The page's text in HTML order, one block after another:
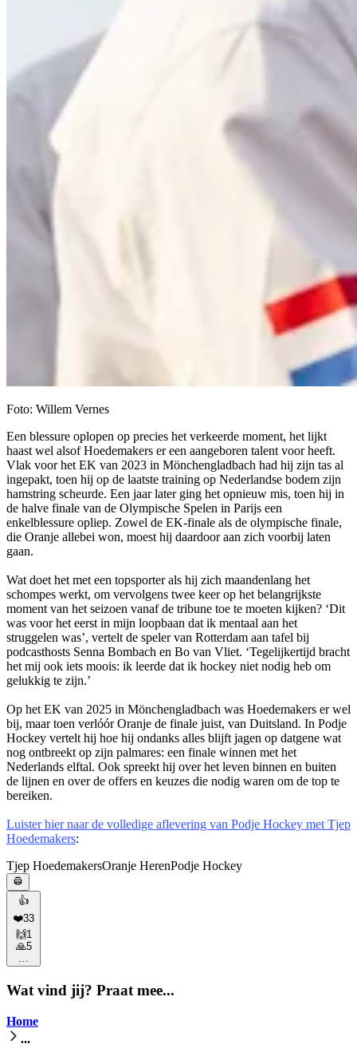
Foto: Willem Vernes
Een blessure oplopen op precies het verkeerde moment, het lijkt
haast wel alsof Hoedemakers er een aangeboren talent voor heeft.
Vlak voor het EK van 2023 in Mönchengladbach had hij zijn tas al
ingepakt, toen hij op de laatste training op Nederlandse bodem zijn
hamstring scheurde. Een jaar later ging het opnieuw mis, toen hij in
de halve finale van de Olympische Spelen in Parijs een
enkelblessure opliep. Zowel de EK-finale als de olympische finale,
die Oranje allebei won, moest hij daardoor aan zich voorbij laten
gaan.
Wat doet het met een topsporter als hij zich maandenlang het
schompes werkt, om vervolgens twee keer op het belangrijkste
moment van het seizoen vanaf de tribune toe te moeten kijken? ‘Dit
was voor het eerst in mijn loopbaan dat ik mentaal aan het
struggelen was’, vertelt de speler van Rotterdam aan tafel bij
podcasthosts Senna Bombach en Bo van Vliet. ‘Tegelijkertijd bracht
het mij ook iets moois: ik leerde dat ik hockey niet nodig heb om
gelukkig te zijn.’
Op het EK van 2025 in Mönchengladbach was Hoedemakers er wel
bij, maar toen verlóór Oranje de finale juist, van Duitsland. In Podje
Hockey vertelt hij hoe hij ondanks alles blijft jagen op datgene wat
nog ontbreekt op zijn palmares: een finale winnen met het
Nederlands elftal. Ook spreekt hij over het leven binnen en buiten
de lijnen en over de offers en keuzes die nodig waren om de top te
bereiken.
Luister hier naar de volledige aflevering van Podje Hockey met Tjep
Hoedemakers:
Tjep HoedemakersOranje HerenPodje Hockey
👍
❤️33
🙌 1
🙏5
…
Wat vind jij? Praat mee...
Home
...